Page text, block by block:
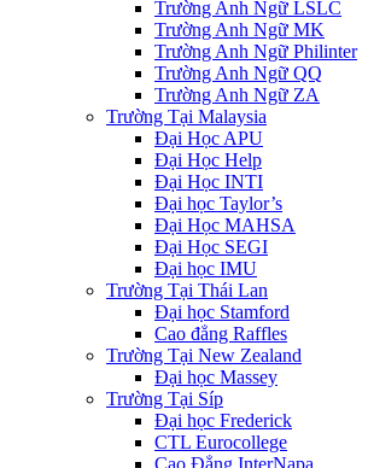
Trường Anh Ngữ LSLC
Trường Anh Ngữ MK
Trường Anh Ngữ Philinter
Trường Anh Ngữ QQ
Trường Anh Ngữ ZA
Trường Tại Malaysia
Đại Học APU
Đại Học Help
Đại Học INTI
Đại học Taylor’s
Đại Học MAHSA
Đại Học SEGI
Đại học IMU
Trường Tại Thái Lan
Đại học Stamford
Cao đẳng Raffles
Trường Tại New Zealand
Đại học Massey
Trường Tại Síp
Đại học Frederick
CTL Eurocollege